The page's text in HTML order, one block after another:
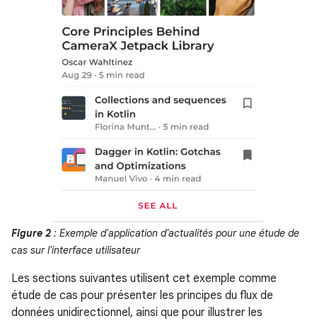
Figure 2 : Exemple d'application d'actualités pour une étude de
cas sur l'interface utilisateur
Les sections suivantes utilisent cet exemple comme
étude de cas pour présenter les principes du flux de
données unidirectionnel, ainsi que pour illustrer les